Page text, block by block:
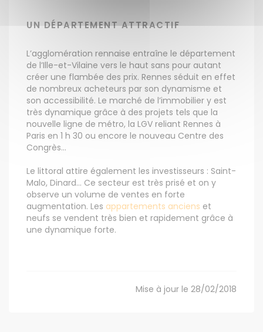
UN DÉPARTEMENT ATTRACTIF
L’agglomération rennaise entraîne le département
de l’Ille-et-Vilaine vers le haut sans pour autant
créer une flambée des prix. Rennes séduit en effet
de nombreux acheteurs par son dynamisme et
son accessibilité. Le marché de l’immobilier y est
très dynamique grâce à des projets tels que la
nouvelle ligne de métro, la LGV reliant Rennes à
Paris en 1 h 30 ou encore le nouveau Centre des
Congrès…
Le littoral attire également les investisseurs : Saint-
Malo, Dinard… Ce secteur est très prisé et on y
observe un volume de ventes en forte
augmentation. Les appartements anciens et
neufs se vendent très bien et rapidement grâce à
une dynamique forte.
Mise à jour le 28/02/2018